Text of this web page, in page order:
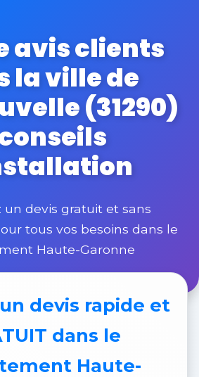
avis clients
la ville de
(31290)
un devis gratuit et sans
tous vos besoins dans le
Haute-Garonne
devis rapide et
dans le
Haute-